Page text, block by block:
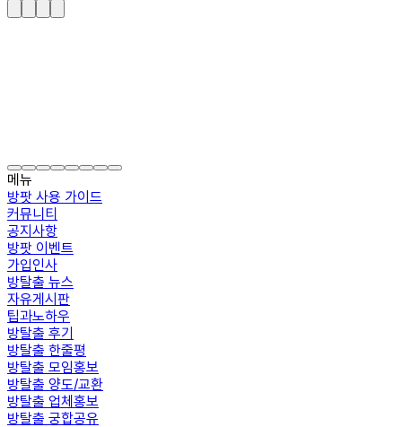
메뉴
방팟 사용 가이드
커뮤니티
공지사항
방팟 이벤트
가입인사
방탈출 뉴스
자유게시판
팁과노하우
방탈출 후기
방탈출 한줄평
방탈출 모임홍보
방탈출 양도/교환
방탈출 업체홍보
방탈출 궁합공유